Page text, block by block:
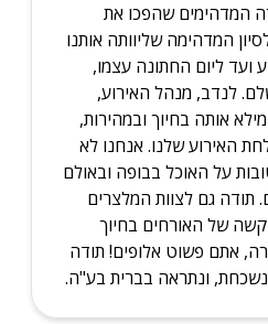
המדהימים שהפכו את
המדהימה שליוותה אותנו
ועד ליום החתונה עצמו,
לנדב, מנהל האירוע,
אותה בחיוך ובמהירות,
האירוע שלנו. אנחנו לא
על האוכל בבופה ובאולם
תודה גם לצוות המלצרים
של האורחים בחיוך
אתם פשוט אלופים! תודה
ונתראה בברית בע"ה.